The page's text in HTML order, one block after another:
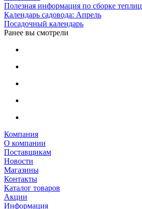
Полезная информация по сборке теплиц
Календарь садовода: Апрель
Посадочный календарь
Ранее вы смотрели
Компания
О компании
Поставщикам
Новости
Магазины
Контакты
Каталог товаров
Акции
Информация